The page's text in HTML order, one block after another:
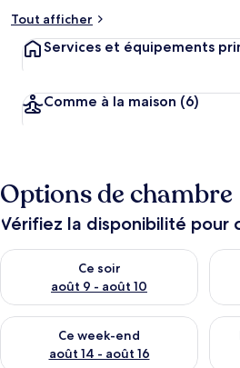
Tout afficher
Services et équipements
Comme à la maison (6)
Options de chambre
Vérifiez la disponibilité pour
Ce soir
août 9 - août 10
Vérifier la disponibilité pour ce soir
Ce week-end
août 14 - août 16
Vérifier la disponibilité pour ce